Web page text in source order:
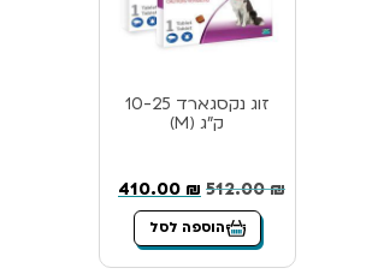
זוג נקסגארד 10-25
ק”ג (M)
512.00₪
410.00 ₪
הוספה לסל